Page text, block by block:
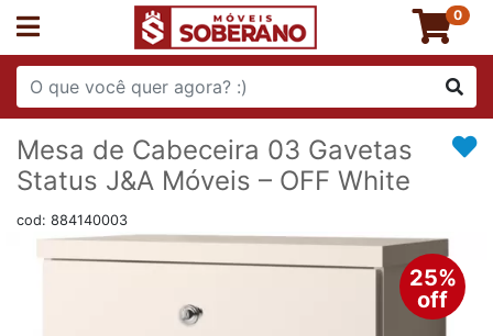
0
Mesa de Cabeceira 03 Gavetas
Status J&A Móveis – OFF White
cod: 884140003
25%
off